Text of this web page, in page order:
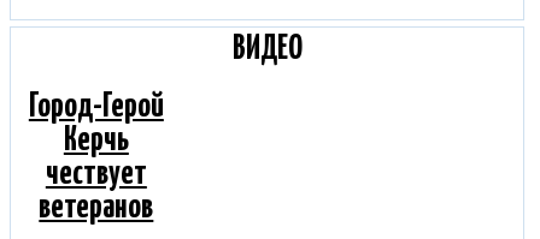
ВИДЕО
Город-Герой
Керчь
чествует
ветеранов